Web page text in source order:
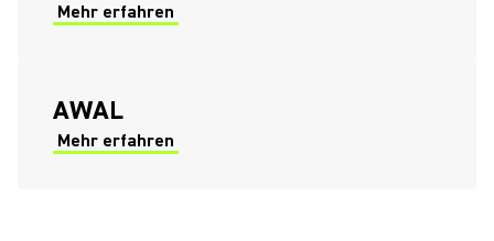
Mehr erfahren
(Opens in a new tab)
AWAL
Mehr erfahren
(Opens in a new tab)